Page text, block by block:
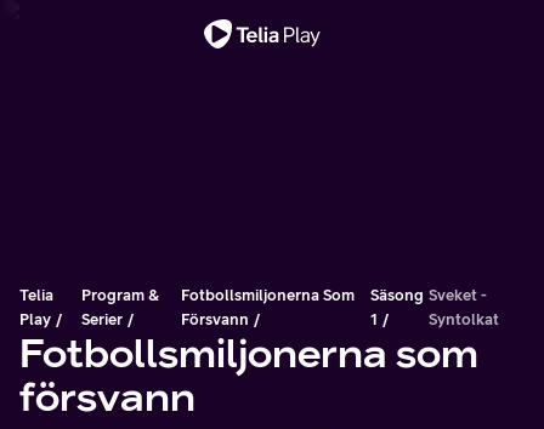
Telia
Play
Program &
Serier
Fotbollsmiljonerna Som
Försvann
Säsong
1
Sveket -
Syntolkat
Fotbollsmiljonerna som
försvann